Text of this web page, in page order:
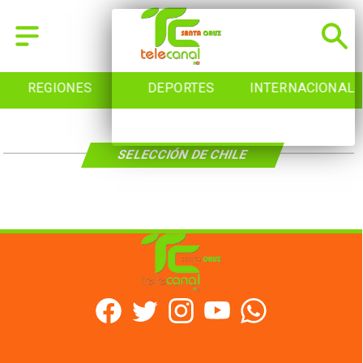
REGIONES DEPORTES INTERNACIONAL
SELECCIÓN DE CHILE